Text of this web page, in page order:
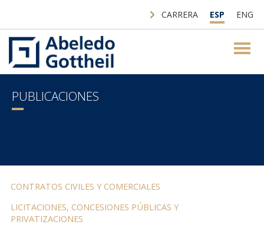
CARRERA ESP ENG
PUBLICACIONES
CONTRATOS CIVILES Y COMERCIALES
LICITACIONES, CONCESIONES PÚBLICAS Y
PRIVATIZACIONES